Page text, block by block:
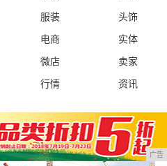
服装
头饰
电商
实体
微店
卖家
行情 资讯
广告